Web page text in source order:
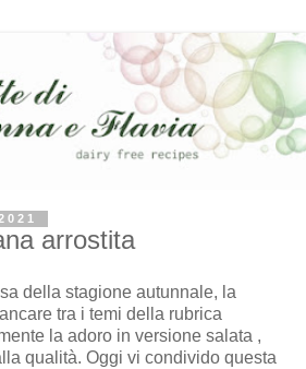
arrostita
della stagione autunnale, la
tra i temi della rubrica
la adoro in versione salata ,
qualità. Oggi vi condivido questa